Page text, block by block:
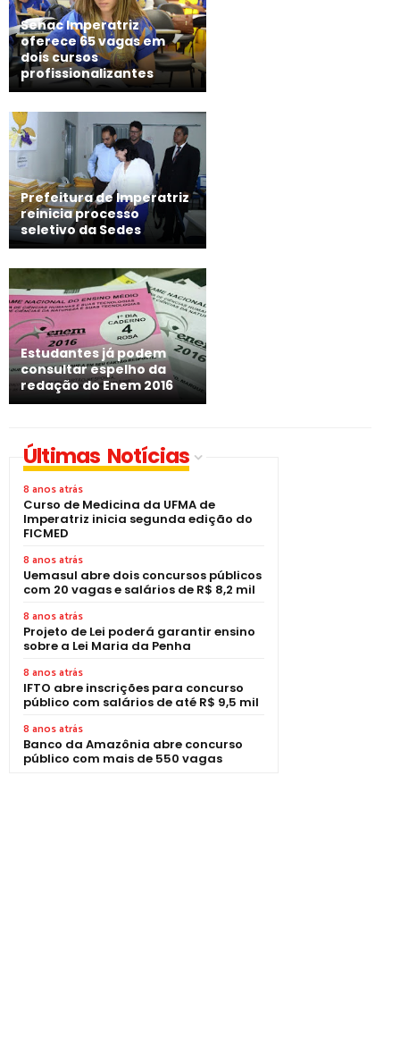
Senac Imperatriz
oferece 65 vagas em
dois cursos
profissionalizantes
Prefeitura de Imperatriz
reinicia processo
seletivo da Sedes
Estudantes já podem
consultar espelho da
redação do Enem 2016
Últimas Notícias
8 anos atrás
Curso de Medicina da UFMA de
Imperatriz inicia segunda edição do
FICMED
8 anos atrás
Uemasul abre dois concursos públicos
com 20 vagas e salários de R$ 8,2 mil
8 anos atrás
Projeto de Lei poderá garantir ensino
sobre a Lei Maria da Penha
8 anos atrás
IFTO abre inscrições para concurso
público com salários de até R$ 9,5 mil
8 anos atrás
Banco da Amazônia abre concurso
público com mais de 550 vagas